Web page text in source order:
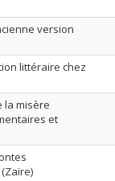
version
littéraire chez
la misère
et